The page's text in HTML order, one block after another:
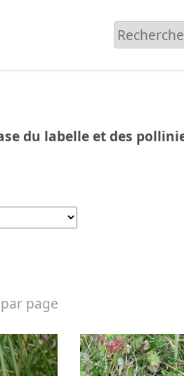
du labelle et des
par page